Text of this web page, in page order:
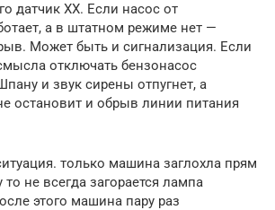
датчик ХХ. Если насос от
а в штатном режиме нет —
Может быть и сигнализация. Если
отключать бензонасос
и звук сирены отпугнет, а
остановит и обрыв линии питания
только машина заглохла прям
не всегда загорается лампа
этого машина пару раз